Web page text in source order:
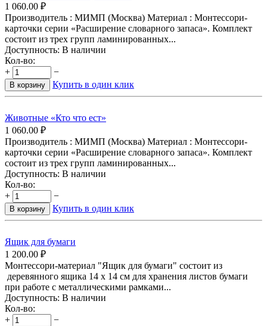
1 060.00 ₽
Производитель : МИМП (Москва) Материал : Монтессори-
карточки серии «Расширение словарного запаса». Комплект
состоит из трех групп ламинированных...
Доступность: В наличии
Кол-во:
+
−
В корзину Купить в один клик
Животные «Кто что ест»
1 060.00 ₽
Производитель : МИМП (Москва) Материал : Монтессори-
карточки серии «Расширение словарного запаса». Комплект
состоит из трех групп ламинированных...
Доступность: В наличии
Кол-во:
+
−
В корзину Купить в один клик
Ящик для бумаги
1 200.00 ₽
Монтессори-материал "Ящик для бумаги" состоит из
деревянного ящика 14 х 14 см для хранения листов бумаги
при работе с металлическими рамками...
Доступность: В наличии
Кол-во:
+
−